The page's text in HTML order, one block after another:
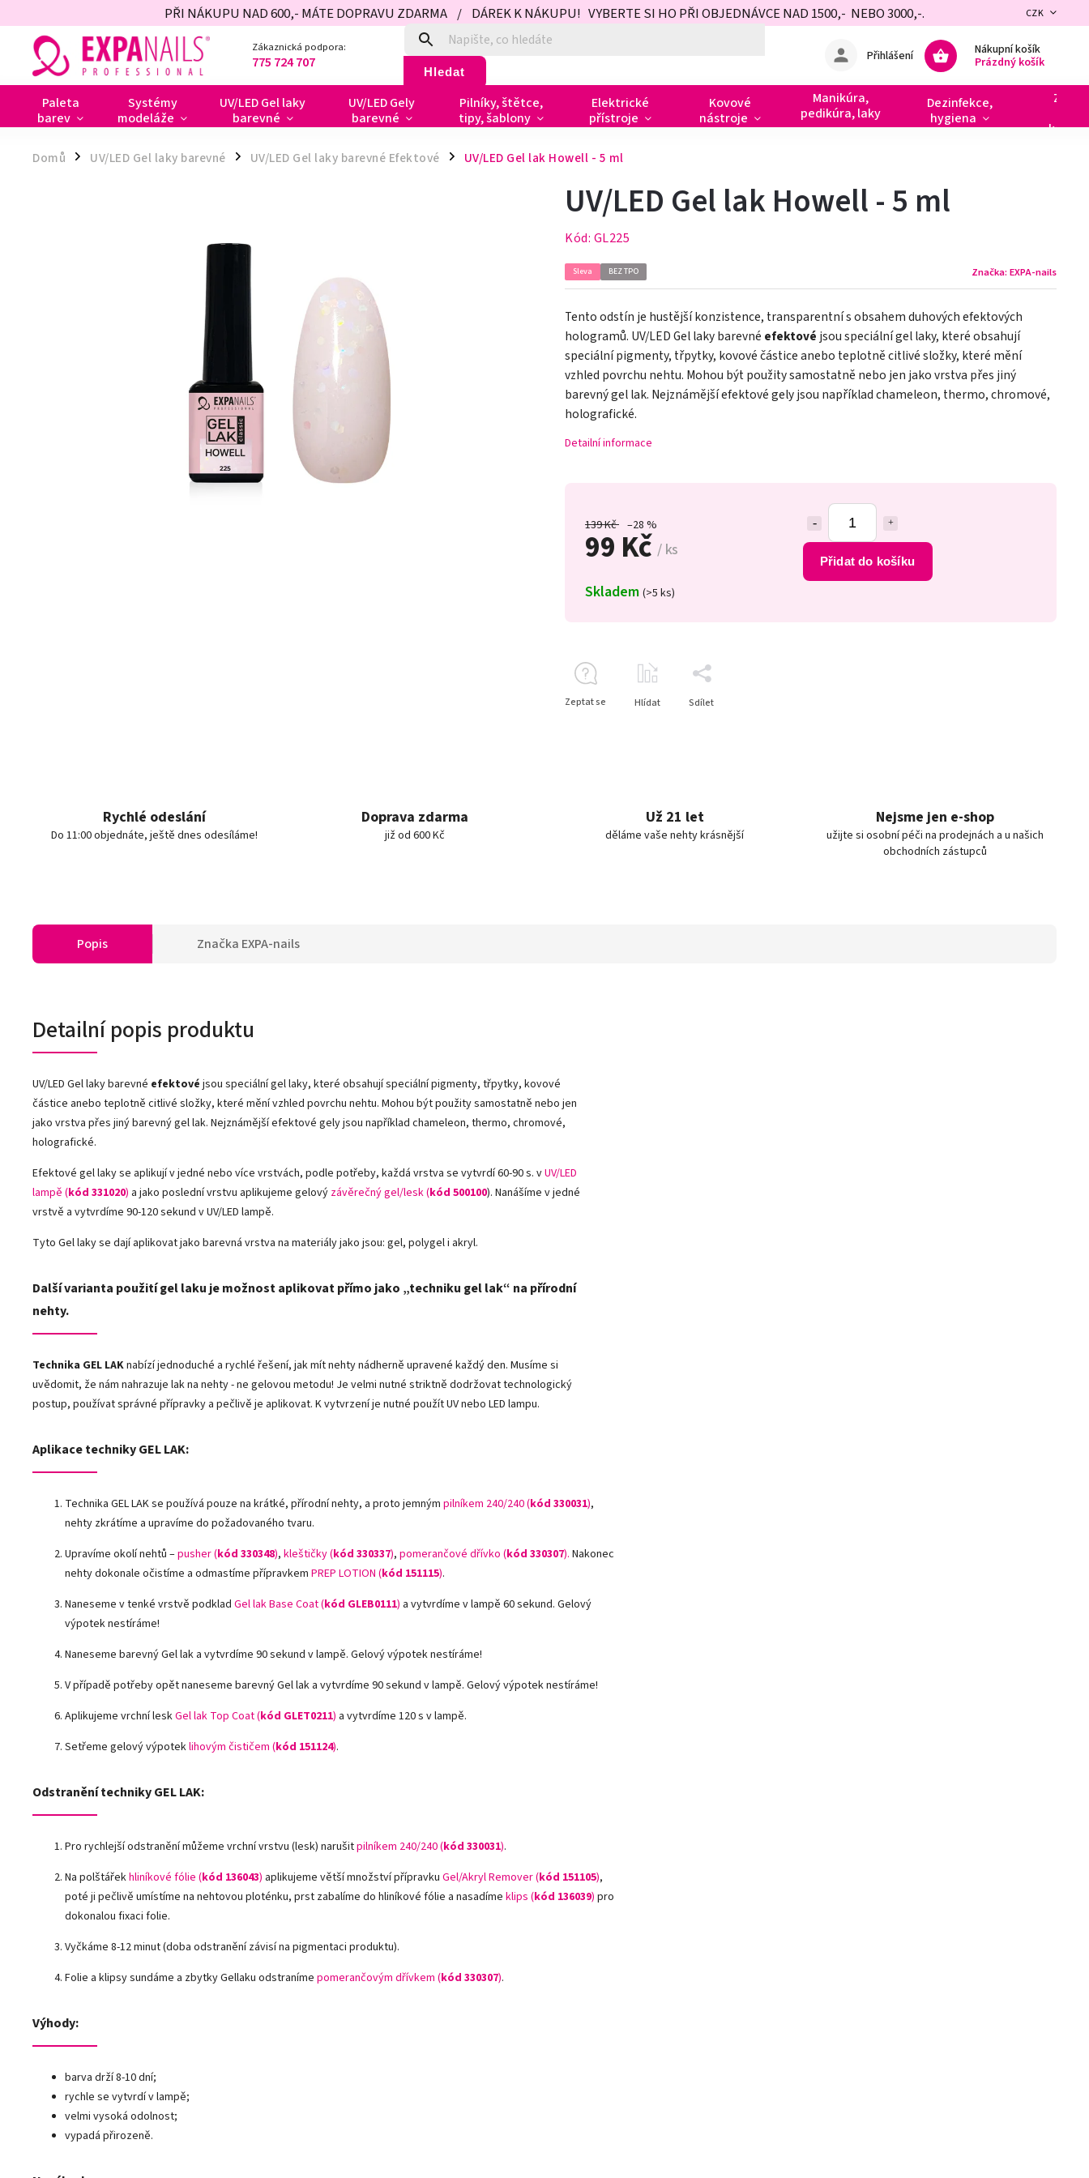
PŘI NÁKUPU NAD 600,- MÁTE DOPRAVU ZDARMA / DÁREK K NÁKUPU! VYBERTE SI HO PŘI OBJEDNÁVCE NAD 1500,- NEBO 3000,-. CZK
Zákaznická podpora:
775 724 707 Hledat
Nákupní košík
Prázdný košík
Přihlášení
Paleta
barev
Systémy
modeláže
UV/LED Gel laky
barevné
UV/LED Gely
barevné
Pilníky, štětce,
tipy, šablony
Elektrické
přístroje
Kovové
nástroje
Manikúra,
pedikúra, laky
Dezinfekce,
hygiena
Domů / UV/LED Gel laky barevné / UV/LED Gel laky barevné Efektové / UV/LED Gel lak Howell - 5 ml
139 Kč –28 %
99 Kč/ ks
Přidat do košíku
Skladem (>5 ks)
UV/LED Gel lak Howell - 5 ml
Kód: GL225
Sleva BEZ TPO Značka: EXPA-nails
Tento odstín je hustější konzistence, transparentní s obsahem duhových efektových
hologramů. UV/LED Gel laky barevné efektové jsou speciální gel laky, které obsahují
speciální pigmenty, třpytky, kovové částice anebo teplotně citlivé složky, které mění
vzhled povrchu nehtu. Mohou být použity samostatně nebo jen jako vrstva přes jiný
barevný gel lak. Nejznámější efektové gely jsou například chameleon, thermo, chromové,
holografické.
Detailní informace
Zeptat se Hlídat Sdílet
Rychlé odeslání
Do 11:00 objednáte, ještě dnes odesíláme!
Doprava zdarma
již od 600 Kč
Už 21 let
děláme vaše nehty krásnější
Nejsme jen e-shop
užijte si osobní péči na prodejnách a u našich
obchodních zástupců
Popis Značka EXPA-nails
Detailní popis produktu
UV/LED Gel laky barevné efektové jsou speciální gel laky, které obsahují speciální pigmenty, třpytky, kovové
částice anebo teplotně citlivé složky, které mění vzhled povrchu nehtu. Mohou být použity samostatně nebo jen
jako vrstva přes jiný barevný gel lak. Nejznámější efektové gely jsou například chameleon, thermo, chromové,
holografické.
Efektové gel laky se aplikují v jedné nebo více vrstvách, podle potřeby, každá vrstva se vytvrdí 60-90 s. vUV/LED
lampě (kód 331020) a jako poslední vrstvu aplikujeme gelový závěrečný gel/lesk (kód 500100). Nanášíme v jedné
vrstvě a vytvrdíme 90-120 sekund v UV/LED lampě.
Tyto Gel laky se dají aplikovat jako barevná vrstva na materiály jako jsou: gel, polygel i akryl.
Další varianta použití gel laku je možnost aplikovat přímo jako „techniku gel lak“ na přírodní
nehty.
Technika GEL LAKnabízí jednoduché a rychlé řešení, jak mít nehty nádherně upravené každý den. Musíme si
uvědomit, že nám nahrazuje lak na nehty - ne gelovou metodu! Je velmi nutné striktně dodržovat technologický
postup, používat správné přípravky a pečlivě je aplikovat. K vytvrzení je nutné použít UV nebo LED lampu.
Aplikace techniky GEL LAK:
Technika GEL LAK se používá pouze na krátké, přírodní nehty, a proto jemným pilníkem 240/240 (kód 330031),
nehty zkrátíme a upravíme do požadovaného tvaru.
Upravíme okolí nehtů –pusher (kód 330348), kleštičky (kód 330337), pomerančové dřívko (kód 330307). Nakonec
nehty dokonale očistíme a odmastíme přípravkem PREP LOTION (kód 151115).
Naneseme v tenké vrstvě podklad Gel lak Base Coat (kód GLEB0111) a vytvrdíme v lampě 60 sekund. Gelový
výpotek nestíráme!
Naneseme barevný Gel lak a vytvrdíme 90 sekund v lampě. Gelový výpotek nestíráme!
V případě potřeby opět naneseme barevný Gel lak a vytvrdíme 90 sekund v lampě. Gelový výpotek nestíráme!
Aplikujeme vrchní leskGel lak Top Coat (kód GLET0211) a vytvrdíme 120 s v lampě.
Setřeme gelový výpoteklihovým čističem (kód 151124).
Odstranění techniky GEL LAK:
Pro rychlejší odstranění můžeme vrchní vrstvu (lesk) narušitpilníkem 240/240 (kód 330031).
Na polštářekhliníkové fólie (kód 136043) aplikujeme větší množství přípravku Gel/Akryl Remover (kód 151105),
poté ji pečlivě umístíme na nehtovou ploténku, prst zabalíme do hliníkové fólie a nasadíme klips (kód 136039) pro
dokonalou fixaci folie.
Vyčkáme 8-12 minut (doba odstranění závisí na pigmentaci produktu).
Folie a klipsy sundáme a zbytky Gellaku odstraníme pomerančovým dřívkem (kód 330307).
Výhody:
barva drží 8-10 dní;
rychle se vytvrdí v lampě;
velmi vysoká odolnost;
vypadá přirozeně.